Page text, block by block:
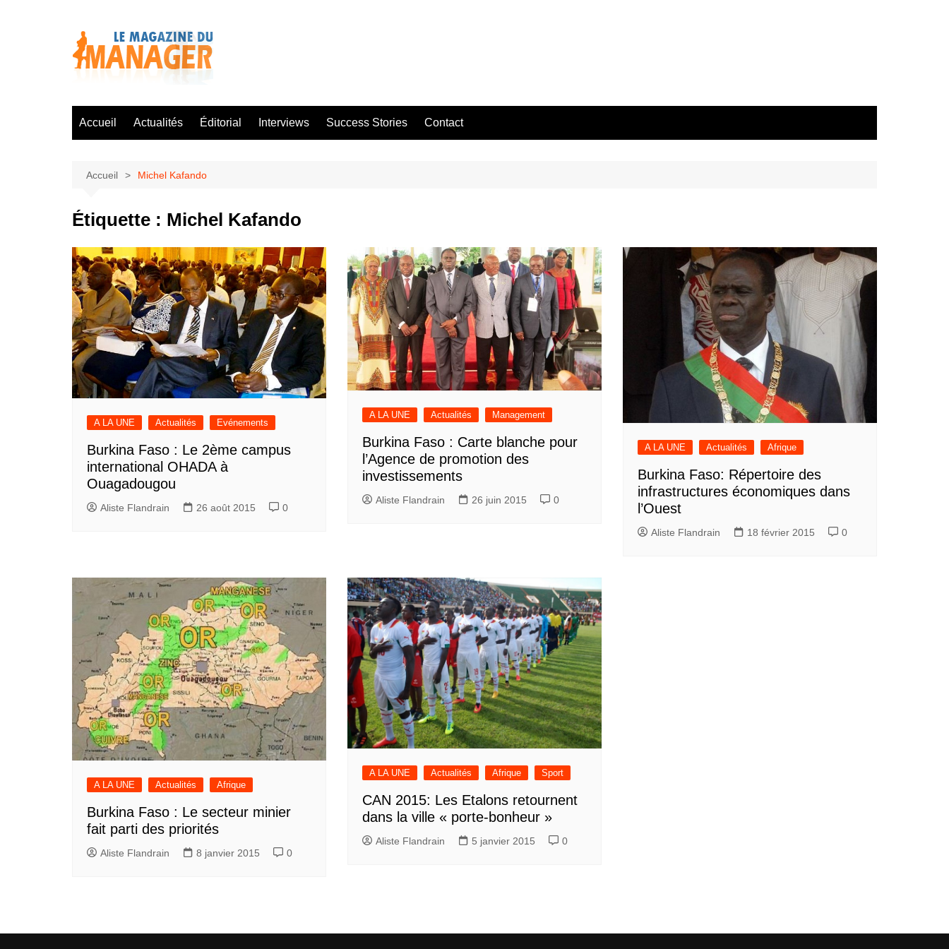
Accueil Actualités Éditorial Interviews Success Stories Contact
Accueil Michel Kafando
Étiquette : Michel Kafando
A LA UNE Actualités Evénements
Burkina Faso : Le 2ème campus
international OHADA à
Ouagadougou
Aliste Flandrain 26 août 2015 0
A LA UNE Actualités Management
Burkina Faso : Carte blanche pour
l’Agence de promotion des
investissements
Aliste Flandrain 26 juin 2015 0
A LA UNE Actualités Afrique
Burkina Faso: Répertoire des
infrastructures économiques dans
l’Ouest
Aliste Flandrain 18 février 2015 0
A LA UNE Actualités Afrique
Burkina Faso : Le secteur minier
fait parti des priorités
Aliste Flandrain 8 janvier 2015 0
A LA UNE Actualités Afrique Sport
CAN 2015: Les Etalons retournent
dans la ville « porte-bonheur »
Aliste Flandrain 5 janvier 2015 0